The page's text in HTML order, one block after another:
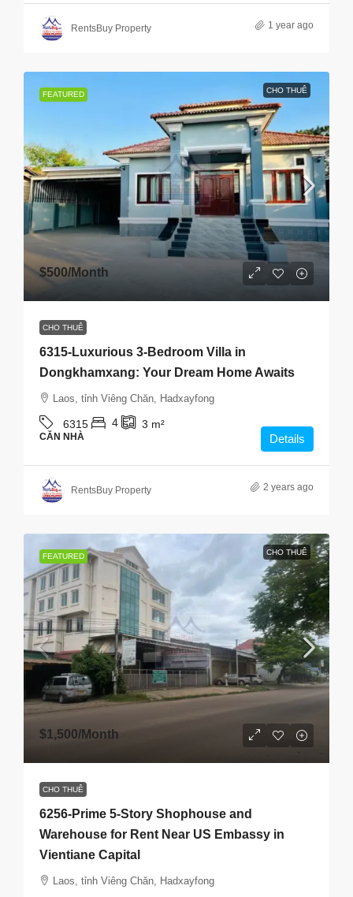
RentsBuy Property 1 year ago
FEATURED CHO THUÊ
$500/Month
CHO THUÊ
6315-Luxurious 3-Bedroom Villa in
Dongkhamxang: Your Dream Home Awaits
Laos, tỉnh Viêng Chăn, Hadxayfong
6315 4 3 m²
CĂN NHÀ Details
RentsBuy Property 2 years ago
FEATURED CHO THUÊ
$1,500/Month
CHO THUÊ
6256-Prime 5-Story Shophouse and
Warehouse for Rent Near US Embassy in
Vientiane Capital
Laos, tỉnh Viêng Chăn, Hadxayfong